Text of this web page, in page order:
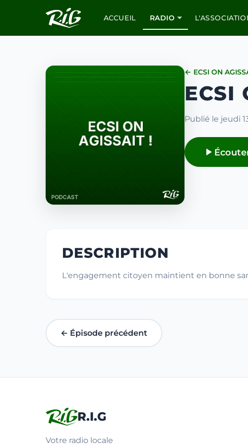
ACCUEIL RADIO
← ECSI ON
ECSI
Publié le jeudi
DESCRIPTION
L'engagement citoyen maintient en bonne
← Épisode précédent
R.I.G
Votre radio locale